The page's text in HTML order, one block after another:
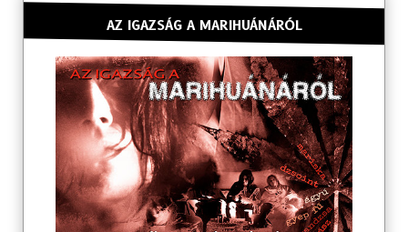
AZ IGAZSÁG A MARIHUÁNÁRÓL